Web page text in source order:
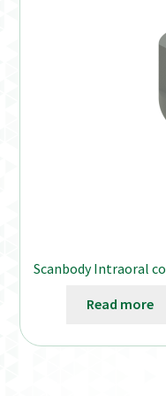
Scanbody Intraoral
Read more